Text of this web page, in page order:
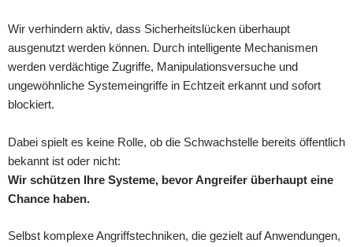
Wir verhindern aktiv, dass Sicherheitslücken überhaupt
ausgenutzt werden können. Durch intelligente Mechanismen
werden verdächtige Zugriffe, Manipulationsversuche und
ungewöhnliche Systemeingriffe in Echtzeit erkannt und sofort
blockiert.
Dabei spielt es keine Rolle, ob die Schwachstelle bereits öffentlich
bekannt ist oder nicht:
Wir schützen Ihre Systeme, bevor Angreifer überhaupt eine
Chance haben.
Selbst komplexe Angriffstechniken, die gezielt auf Anwendungen,